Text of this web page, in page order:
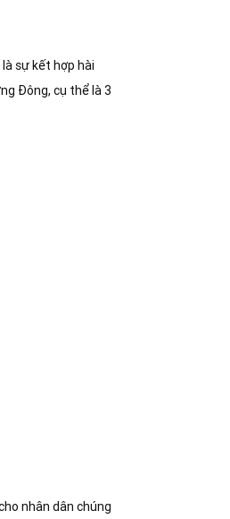
sự kết hợp hài
Đông, cụ thể là 3
nhân dân chúng